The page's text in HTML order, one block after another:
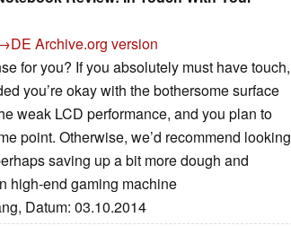
Archive.org version
for you? If you absolutely must have touch,
you’re okay with the bothersome surface
weak LCD performance, and you plan to
point. Otherwise, we’d recommend looking
saving up a bit more dough and
high-end gaming machine
Datum: 03.10.2014